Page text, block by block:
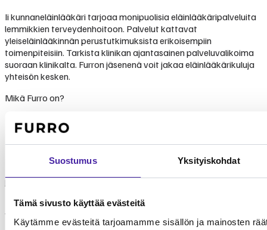
Suostumus Yksityiskohdat
Tämä sivusto käyttää evästeitä
Käytämme evästeitä tarjoamamme sisällön ja mainosten
Ii kunnaneläinlääkäri tarjoaa monipuolisia eläinlääkäripalveluita
lemmikkien terveydenhoitoon. Palvelut kattavat
yleiseläinlääkinnän perustutkimuksista erikoisempiin
toimenpiteisiin. Tarkista klinikan ajantasainen palveluvalikoima
suoraan klinikalta. Furron jäsenenä voit jakaa eläinlääkärikuluja
yhteisön kesken.
Mikä Furro on?
Furro on vaihtoehto
lemmikkivakuutukselle
Furro ei ole lemmikkivakuutus. Se on nykyaikainen vaihtoehto,
jolla turvaat koirasi tai kissasi keskimäärin puolet edullisemmin.
Tehtävämme on taistella lemmikkialan kasvavia kustannuksia
vastaan.